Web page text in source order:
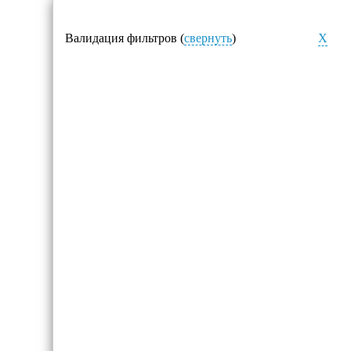
Валидация фильтров (свернуть)
X